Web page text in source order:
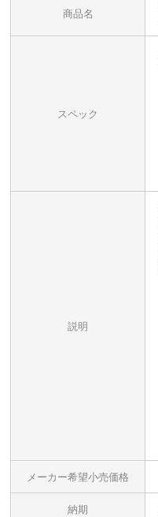
商品名
スペック
説明
メーカー希望小売価格
納期